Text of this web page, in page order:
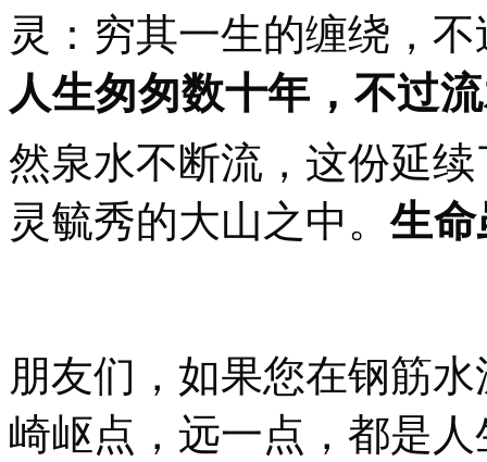
灵：穷其一生的缠绕，
人生匆匆数十年，不过
然泉水不断流，这份延
灵毓秀的大山之中。生命
朋友们，如果您在钢筋
崎岖点，远一点，都是